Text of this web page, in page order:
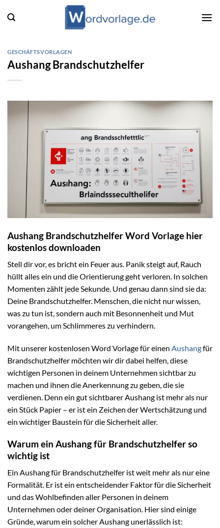
Inhalt
GESCHÄFTSVORLAGEN
Aushang Brandschutzhelfer
Aushang Brandschutzhelfer Word Vorlage hier
kostenlos downloaden
Stell dir vor, es bricht ein Feuer aus. Panik steigt auf, Rauch
hüllt alles ein und die Orientierung geht verloren. In solchen
Momenten zählt jede Sekunde. Und genau dann sind sie da:
Deine Brandschutzhelfer. Menschen, die nicht nur wissen,
was zu tun ist, sondern auch mit Besonnenheit und Mut
vorangehen, um Schlimmeres zu verhindern.
Mit unserer kostenlosen Word Vorlage für einen Aushangfür
Brandschutzhelfer möchten wir dir dabei helfen, diese
wichtigen Personen in deinem Unternehmen sichtbar zu
machen und ihnen die Anerkennung zu geben, die sie
verdienen. Denn ein gut sichtbarer Aushang ist mehr als nur
ein Stück Papier – er ist ein Zeichen der Wertschätzung und
ein wichtiger Baustein für die Sicherheit aller.
Warum ein Aushang für Brandschutzhelfer so
wichtig ist
Ein Aushang für Brandschutzhelfer ist weit mehr als nur eine
Formalität. Er ist ein entscheidender Faktor für die Sicherheit
und das Wohlbefinden aller Personen in deinem
Unternehmen oder deiner Organisation. Hier sind einige
Gründe, warum ein solcher Aushang unerlässlich ist: